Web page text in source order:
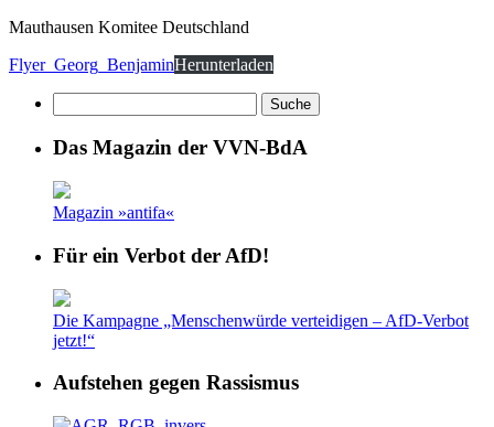
Mauthausen Komitee Deutschland
Flyer_Georg_BenjaminHerunterladen
Das Magazin der VVN-BdA
Magazin »antifa«
Für ein Verbot der AfD!
Die Kampagne „Menschenwürde verteidigen – AfD-Verbot
jetzt!“
Aufstehen gegen Rassismus